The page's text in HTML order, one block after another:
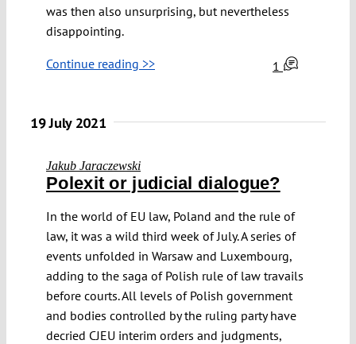
was then also unsurprising, but nevertheless
disappointing.
Continue reading >> 1
19 July 2021
Jakub Jaraczewski
Polexit or judicial dialogue?
In the world of EU law, Poland and the rule of
law, it was a wild third week of July. A series of
events unfolded in Warsaw and Luxembourg,
adding to the saga of Polish rule of law travails
before courts. All levels of Polish government
and bodies controlled by the ruling party have
decried CJEU interim orders and judgments,